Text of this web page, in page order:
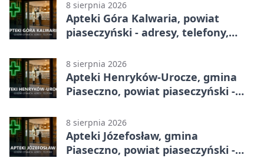
8 sierpnia 2026
Apteki Góra Kalwaria, powiat
piaseczyński - adresy, telefony,
8 sierpnia 2026
Apteki Henryków-Urocze, gmina
Piaseczno, powiat piaseczyński -
8 sierpnia 2026
Apteki Józefosław, gmina
Piaseczno, powiat piaseczyński -